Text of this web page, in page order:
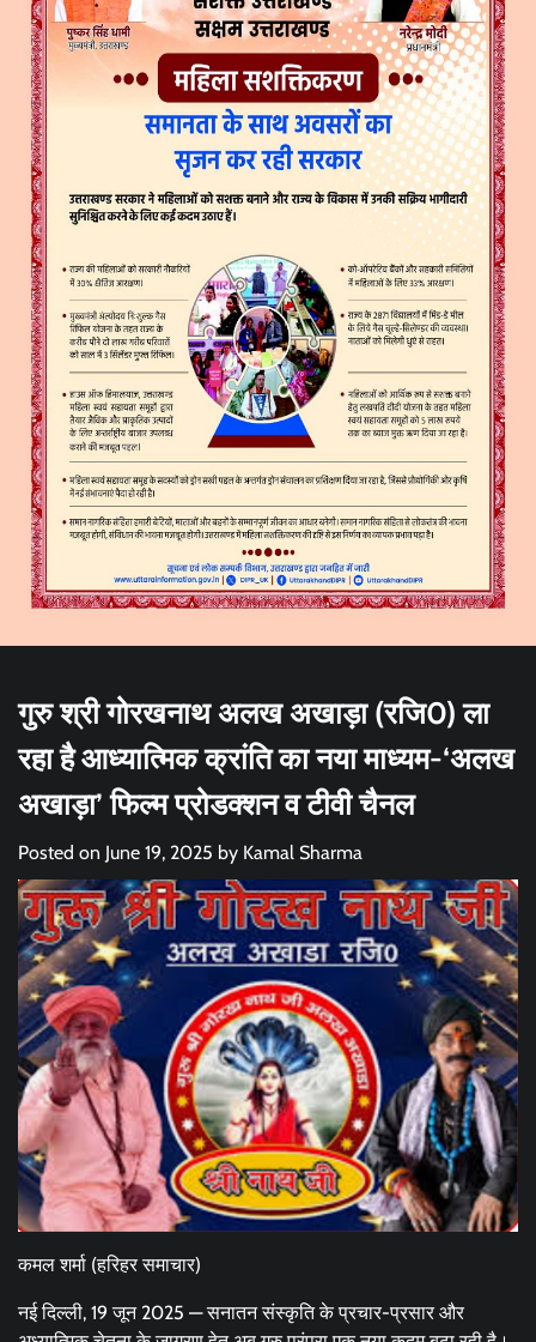
गुरु श्री गोरखनाथ अलख अखाड़ा (रजि0) ला
रहा है आध्यात्मिक क्रांति का नया माध्यम-‘अलख
अखाड़ा’ फिल्म प्रोडक्शन व टीवी चैनल
Posted on June 19, 2025 by Kamal Sharma
कमल शर्मा (हरिहर समाचार)
नई दिल्ली, 19 जून 2025 — सनातन संस्कृति के प्रचार-प्रसार और